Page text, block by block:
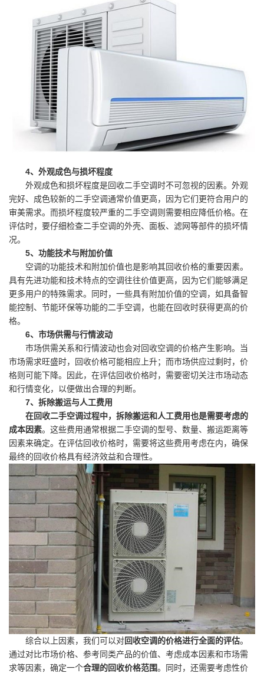
4、外观成色与损坏程度
外观成色和损坏程度是回收二手空调时不可忽视的因素。外观
完好、成色较新的二手空调通常价值更高，因为它们更符合用户的
审美需求。而损坏程度较严重的二手空调则需要相应降低价格。在
评估时，要仔细检查二手空调的外壳、面板、滤网等部件的损坏情
况。
5、功能技术与附加价值
空调的功能技术和附加价值也是影响其回收价格的重要因素。
具有先进功能和技术特点的空调往往价值更高，因为它们能够满足
更多用户的特殊需求。同时，一些具有附加价值的空调，如具备智
能控制、节能环保等功能的二手空调，也能在回收时获得更高的价
格。
6、市场供需与行情波动
市场供需关系和行情波动也会对回收空调的价格产生影响。当
市场需求旺盛时，回收价格可能相应上升；而市场供应过剩时，价
格则可能下降。因此，在评估回收价格时，需要密切关注市场动态
和行情变化，以便做出合理的判断。
7、拆除搬运与人工费用
在回收二手空调过程中，拆除搬运和人工费用也是需要考虑的
成本因素。这些费用通常根据二手空调的型号、数量、搬运距离等
因素来确定。在评估回收价格时，需要将这些费用考虑在内，确保
最终的回收价格具有经济效益和合理性。
综合以上因素，我们可以对回收空调的价格进行全面的评估。
通过对比市场价格、参考同类产品的价值、考虑成本因素和市场需
求等因素，确定一个合理的回收价格范围。同时，还需要考虑性价